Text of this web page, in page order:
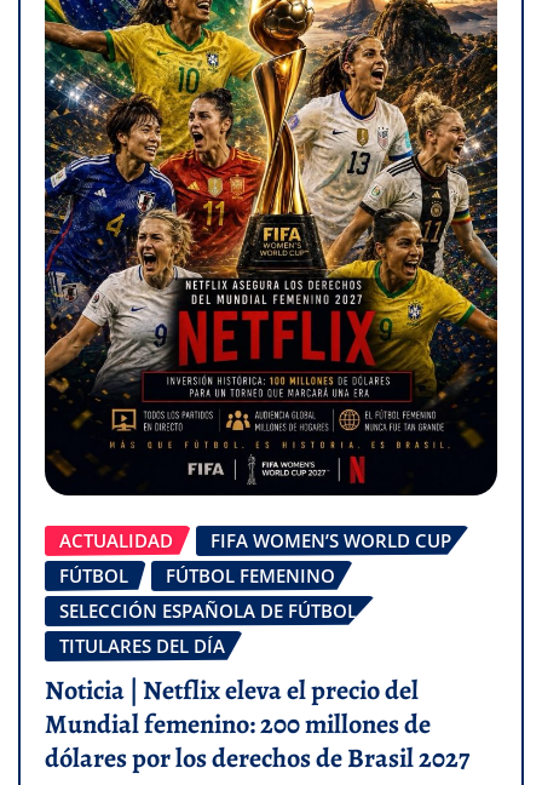
ACTUALIDAD
FIFA WOMEN’S WORLD CUP
FÚTBOL
FÚTBOL FEMENINO
SELECCIÓN ESPAÑOLA DE FÚTBOL
TITULARES DEL DÍA
Noticia | Netflix eleva el precio del
Mundial femenino: 200 millones de
dólares por los derechos de Brasil 2027